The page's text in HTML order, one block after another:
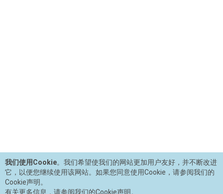
我们使用Cookie。我们希望使我们的网站更加用户友好，并不断改进
它，以便您继续使用该网站。如果您同意使用Cookie，请参阅我们的
Cookie声明。
有关更多信息，请参阅我们的Cookie声明。